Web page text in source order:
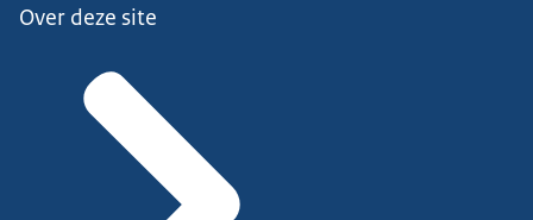
Over deze site